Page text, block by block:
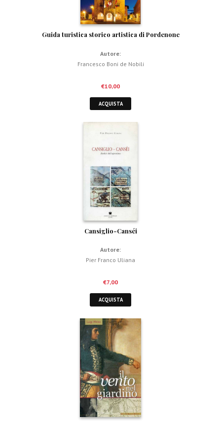
Guida turistica storico artistica di Pordenone
Autore:
Francesco Boni de Nobili
€10,00
ACQUISTA
Cansiglio-Canséi
Autore:
Pier Franco Uliana
€7,00
ACQUISTA